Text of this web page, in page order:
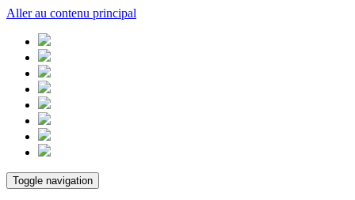
Aller au contenu principal
Toggle navigation